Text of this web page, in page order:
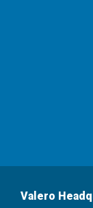
Valero